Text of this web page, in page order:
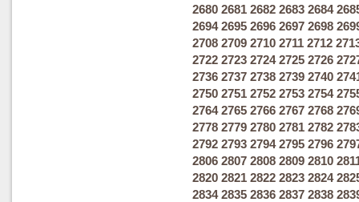
2680 2681 2682 2683 2684
2694 2695 2696 2697 2698
2708 2709 2710 2711 2712
2722 2723 2724 2725 2726
2736 2737 2738 2739 2740
2750 2751 2752 2753 2754
2764 2765 2766 2767 2768
2778 2779 2780 2781 2782
2792 2793 2794 2795 2796
2806 2807 2808 2809 2810
2820 2821 2822 2823 2824
2834 2835 2836 2837 2838